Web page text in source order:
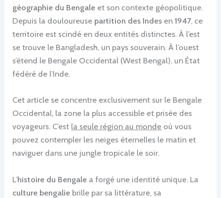
géographie du Bengale et son contexte géopolitique.
Depuis la douloureuse partition des Indes en1947, ce
territoire est scindé en deux entités distinctes. À l’est
se trouve le Bangladesh, un pays souverain. À l’ouest
s’étend le Bengale Occidental (West Bengal), un État
fédéré de l’Inde.
Cet article se concentre exclusivement sur le Bengale
Occidental, la zone la plus accessible et prisée des
voyageurs. C’est la seule région au monde où vous
pouvez contempler les neiges éternelles le matin et
naviguer dans une jungle tropicale le soir.
L’histoire du Bengale a forgé une identité unique. La
culture bengalie brille par sa littérature, sa